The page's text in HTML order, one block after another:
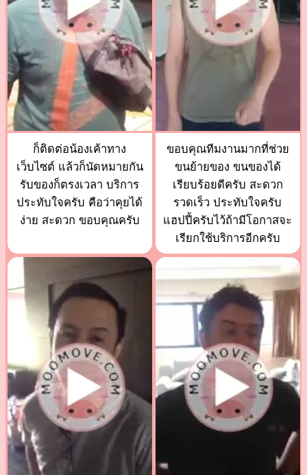
ก็ติดต่อน้องเค้าทาง
เว็บไซต์ แล้วก็นัดหมายกัน
รับของก็ตรงเวลา บริการ
ประทับใจครับ คือว่าคุยได้
ง่าย สะดวก ขอบคุณครับ
ขอบคุณทีมงานมากที่ช่วย
ขนย้ายของ ขนของได้
เรียบร้อยดีครับ สะดวก
รวดเร็ว ประทับใจครับ
แฮปปี้ครับไว้ถ้ามีโอกาสจะ
เรียกใช้บริการอีกครับ